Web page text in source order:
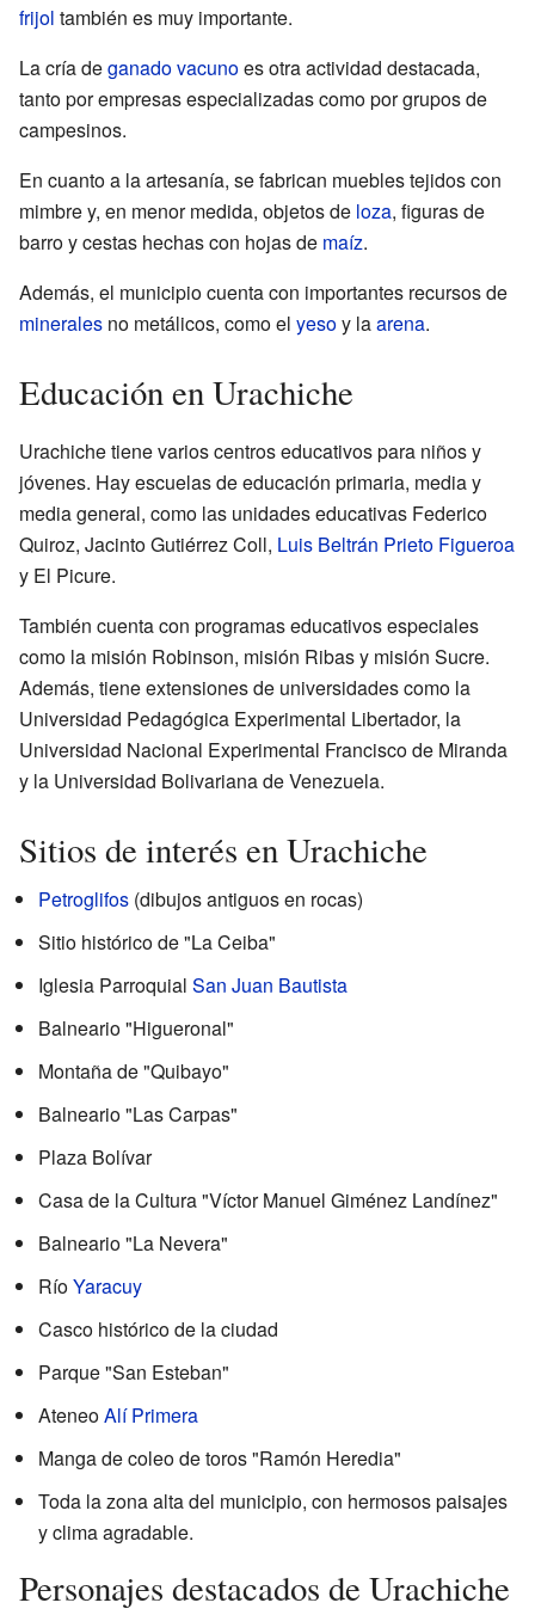
frijol también es muy importante.
La cría deganado vacunoes otra actividad destacada,
tanto por empresas especializadas como por grupos de
campesinos.
En cuanto a la artesanía, se fabrican muebles tejidos con
mimbre y, en menor medida, objetos de loza, figuras de
barro y cestas hechas con hojas de maíz.
Además, el municipio cuenta con importantes recursos de
minerales no metálicos, como el yesoy laarena.
Educación en Urachiche
Urachiche tiene varios centros educativos para niños y
jóvenes. Hay escuelas de educación primaria, media y
media general, como las unidades educativas Federico
Quiroz, Jacinto Gutiérrez Coll, Luis Beltrán Prieto Figueroa
y El Picure.
También cuenta con programas educativos especiales
como la misión Robinson, misión Ribas y misión Sucre.
Además, tiene extensiones de universidades como la
Universidad Pedagógica Experimental Libertador, la
Universidad Nacional Experimental Francisco de Miranda
y la Universidad Bolivariana de Venezuela.
Sitios de interés en Urachiche
Petroglifos (dibujos antiguos en rocas)
Sitio histórico de "La Ceiba"
Iglesia Parroquial San Juan Bautista
Balneario "Higueronal"
Montaña de "Quibayo"
Balneario "Las Carpas"
Plaza Bolívar
Casa de la Cultura "Víctor Manuel Giménez Landínez"
Balneario "La Nevera"
RíoYaracuy
Casco histórico de la ciudad
Parque "San Esteban"
AteneoAlí Primera
Manga de coleo de toros "Ramón Heredia"
Toda la zona alta del municipio, con hermosos paisajes
y clima agradable.
Personajes destacados de Urachiche